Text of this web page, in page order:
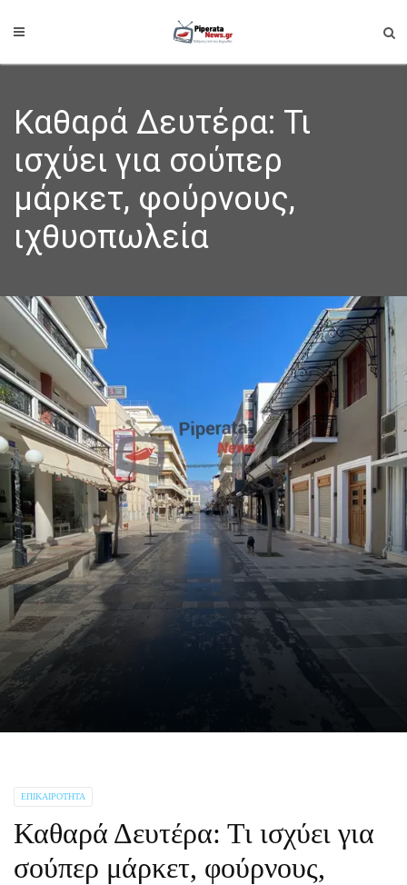
Καθαρά Δευτέρα: Τι
ισχύει για σούπερ
μάρκετ, φούρνους,
ιχθυοπωλεία
ΕΠΙΚΑΙΡΌΤΗΤΑ
Καθαρά Δευτέρα: Τι ισχύει για
σούπερ μάρκετ, φούρνους,